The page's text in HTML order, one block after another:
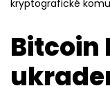
kryptografické
Bitcoin